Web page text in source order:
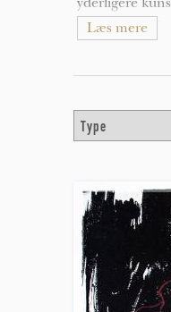
f.eks 67/100
Læs mere